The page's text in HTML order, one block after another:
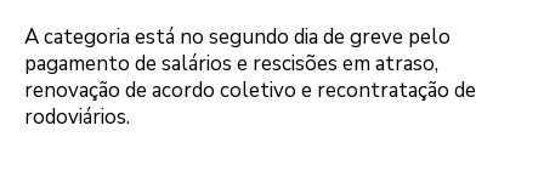
A categoria está no segundo dia de greve pelo
pagamento de salários e rescisões em atraso,
renovação de acordo coletivo e recontratação de
rodoviários.